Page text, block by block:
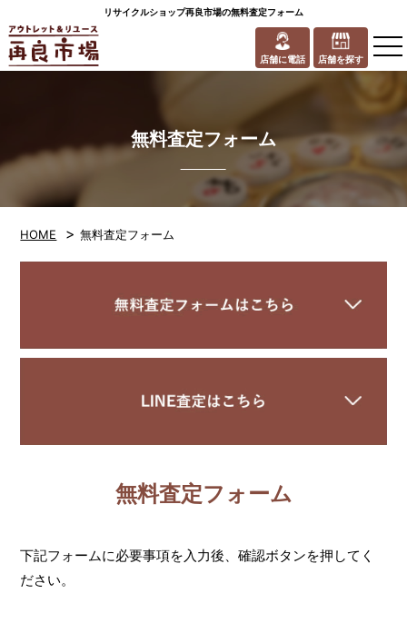
リサイクルショップ再良市場の無料査定フォーム
店舗に電話 店舗を探す
無料査定フォーム
HOME >無料査定フォーム
無料査定フォーム
下記フォームに必要事項を入力後、確認ボタンを押してく
ださい。